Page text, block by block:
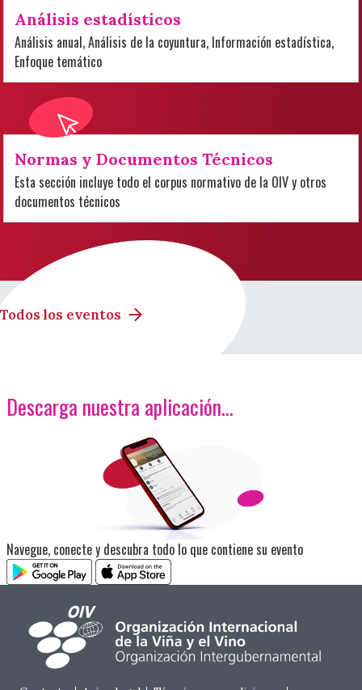
Análisis estadísticos
Análisis anual, Análisis de la coyuntura, Información estadística,
Enfoque temático
Normas y Documentos Técnicos
Esta sección incluye todo el corpus normativo de la OIV y otros
documentos técnicos
Todos los eventos
Descarga nuestra aplicación…
<p>Imagen</p>
Navegue, conecte y descubra todo lo que contiene su evento